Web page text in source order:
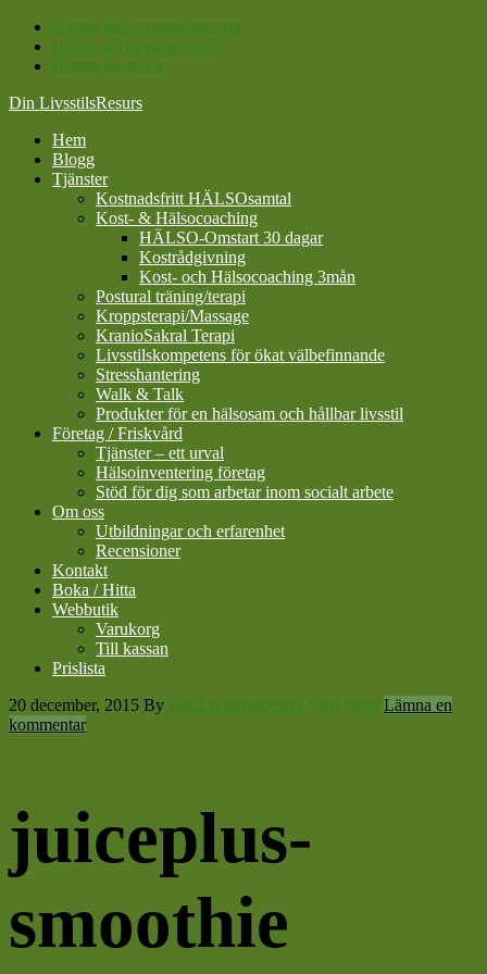
Hoppa till huvudnavigering
Hoppa till huvudinnehåll
Hoppa till sidfot
Din LivsstilsResurs
Hem
Blogg
Tjänster
Kostnadsfritt HÄLSOsamtal
Kost- & Hälsocoaching
HÄLSO-Omstart 30 dagar
Kostrådgivning
Kost- och Hälsocoaching 3mån
Postural träning/terapi
Kroppsterapi/Massage
KranioSakral Terapi
Livsstilskompetens för ökat välbefinnande
Stresshantering
Walk & Talk
Produkter för en hälsosam och hållbar livsstil
Företag / Friskvård
Tjänster – ett urval
Hälsoinventering företag
Stöd för dig som arbetar inom socialt arbete
Om oss
Utbildningar och erfarenhet
Recensioner
Kontakt
Boka / Hitta
Webbutik
Varukorg
Till kassan
Prislista
20 december, 2015 By Din LivsstilsResurs Nina Plato Lämna en
kommentar
juiceplus-
smoothie